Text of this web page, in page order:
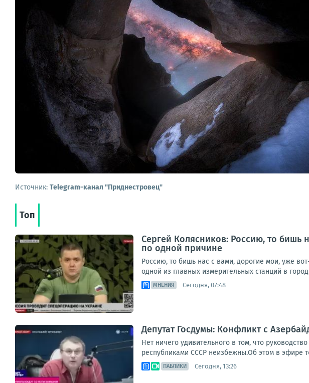
Источник: Telegram-канал "Приднестровец"
Топ
Сергей Колясников: Россию, то бишь
по одной причине
Россию, то бишь нас с вами, дорогие мои, уже
одной из главных измерительных станций в
МНЕНИЯ Сегодня, 07:48
Депутат Госдумы: Конфликт с
Нет ничего удивительного в том, что
республиками СССР неизбежны.Об этом в эфире
ПАБЛИКИ Сегодня, 13:26